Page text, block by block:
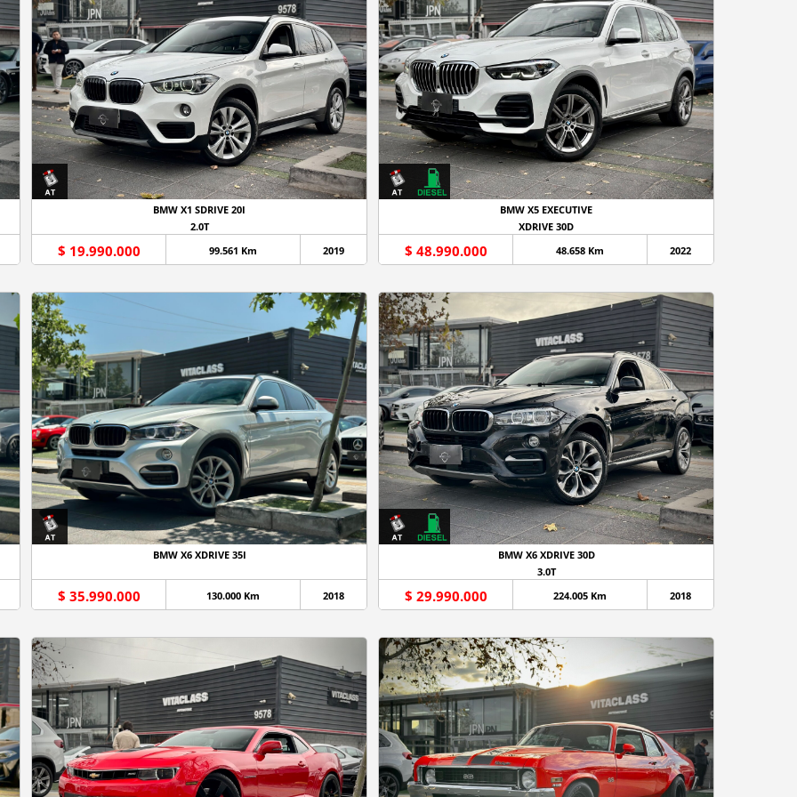
BMW X1 SDRIVE 20I
2.0T
$ 19.990.000 99.561 Km 2019
BMW X5 EXECUTIVE
XDRIVE 30D
$ 48.990.000 48.658 Km 2022
BMW X6 XDRIVE 35I
$ 35.990.000 130.000 Km 2018
BMW X6 XDRIVE 30D
3.0T
$ 29.990.000 224.005 Km 2018